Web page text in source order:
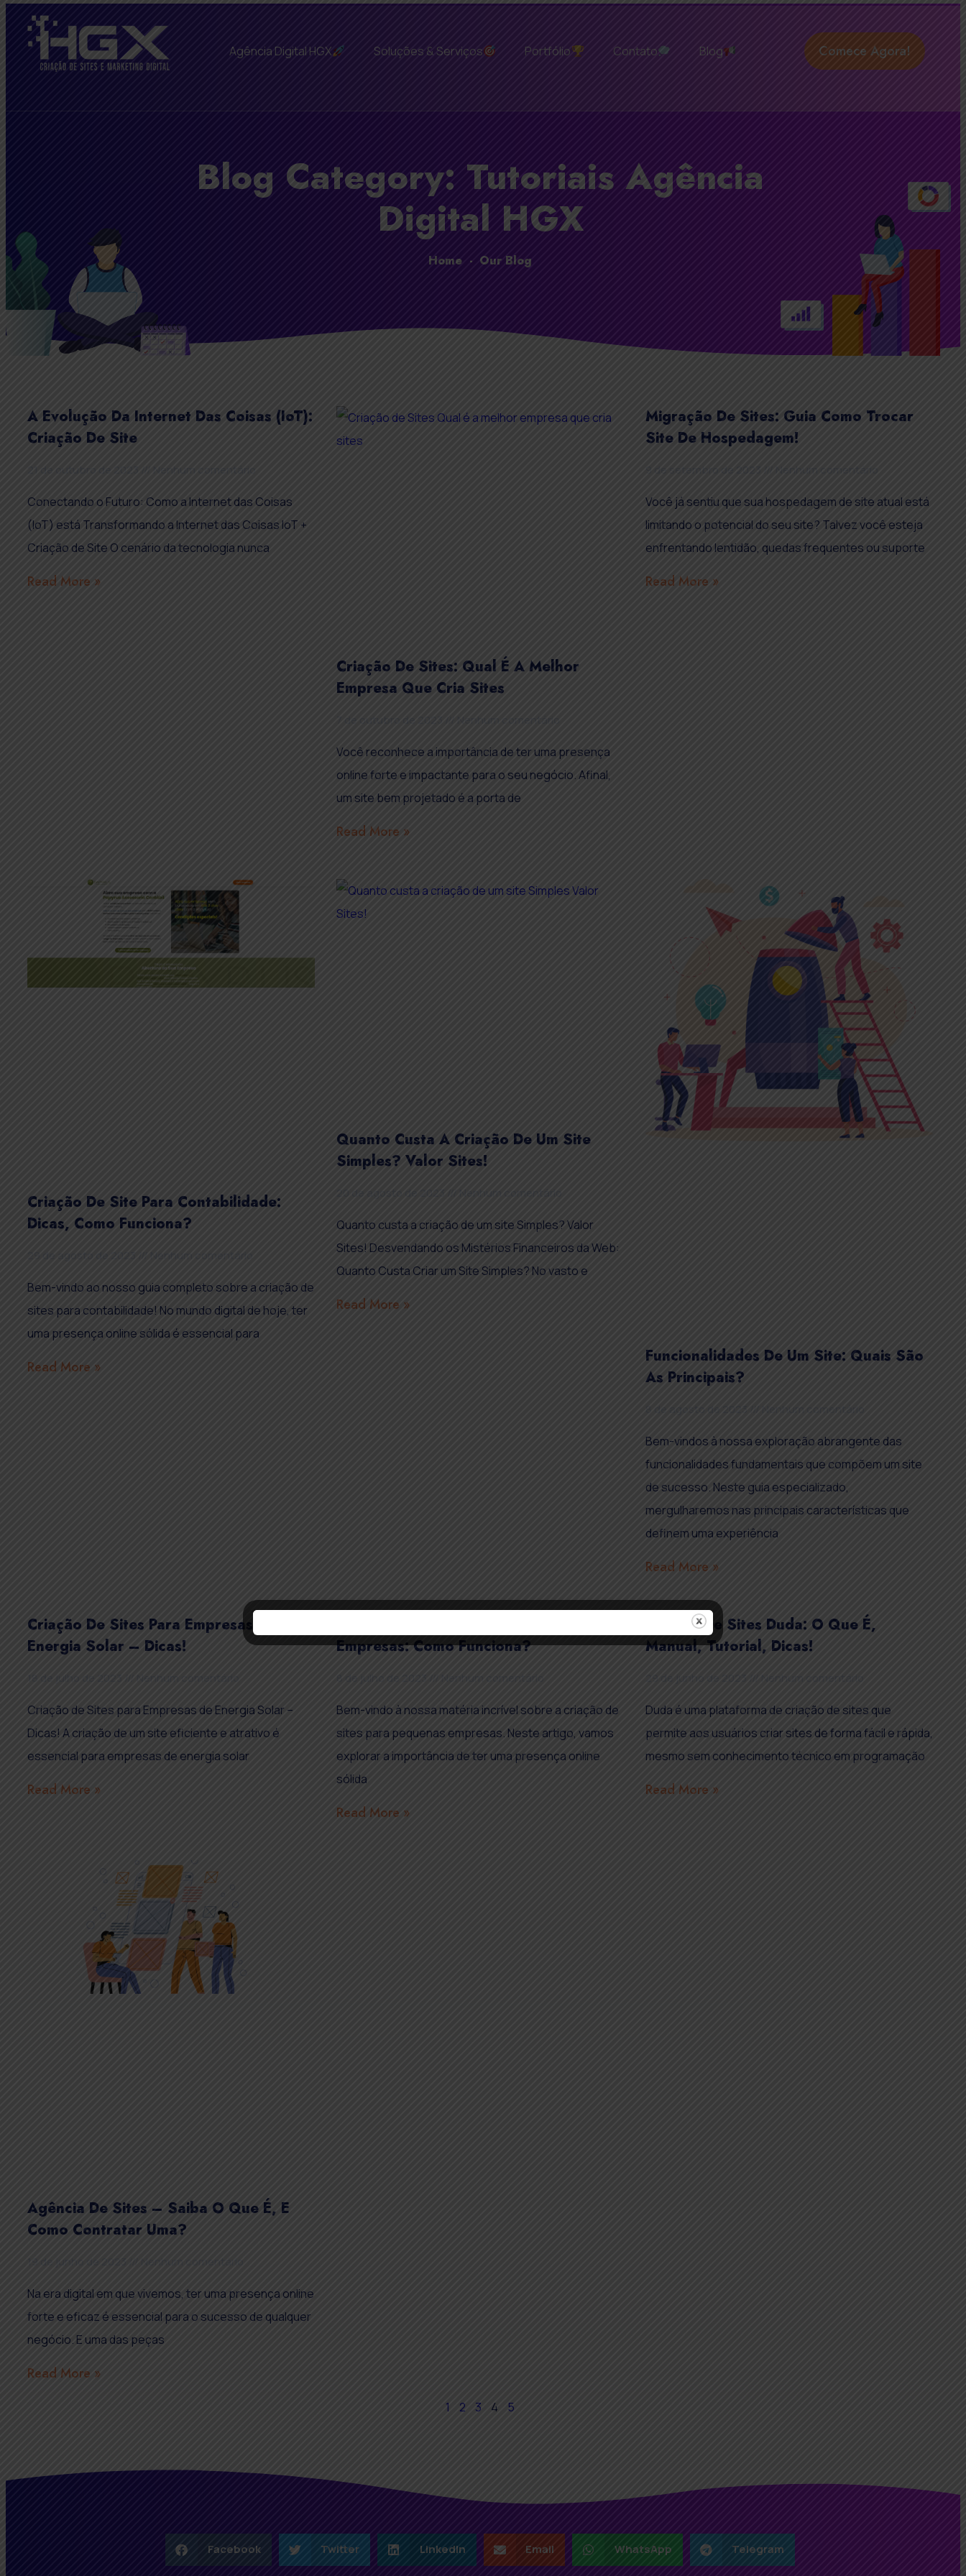
Agência Digital HGX Soluções & Serviços Portfólio Contato Blog Comece Agora!
Blog Category: Tutoriais Agência
Digital HGX
Home - Our Blog
A Evolução Da Internet Das Coisas (IoT):
Criação De Site
Conectando o Futuro: Como a Internet das Coisas
(IoT) está Transformando a Internet das Coisas IoT +
Criação de Site O cenário da tecnologia nunca
Read More »
Criação De Sites: Qual É A Melhor
Empresa Que Cria Sites
Você reconhece a importância de ter uma presença
online forte e impactante para o seu negócio. Afinal,
um site bem projetado é a porta de
Read More »
Migração De Sites: Guia Como Trocar
Site De Hospedagem!
Você já sentiu que sua hospedagem de site atual está
limitando o potencial do seu site? Talvez você esteja
enfrentando lentidão, quedas frequentes ou suporte
Read More »
Criação De Site Para Contabilidade:
Dicas, Como Funciona?
Bem-vindo ao nosso guia completo sobre a criação de
sites para contabilidade! No mundo digital de hoje, ter
uma presença online sólida é essencial para
Read More »
Quanto Custa A Criação De Um Site
Simples? Valor Sites!
Quanto custa a criação de um site Simples? Valor
Sites! Desvendando os Mistérios Financeiros da Web:
Quanto Custa Criar um Site Simples? No vasto e
Read More »
Funcionalidades De Um Site: Quais São
As Principais?
Bem-vindos à nossa exploração abrangente das
funcionalidades fundamentais que compõem um site
de sucesso. Neste guia especializado,
mergulharemos nas principais características que
definem uma experiência
Read More »
Criação De Sites Para Empresas De
Energia Solar – Dicas!
Criação de Sites para Empresas de Energia Solar –
Dicas! A criação de um site eficiente e atrativo é
essencial para empresas de energia solar
Read More »
Empresas: Como Funciona?
Bem-vindo à nossa matéria incrível sobre a criação de
sites para pequenas empresas. Neste artigo, vamos
explorar a importância de ter uma presença online
sólida
Read More »
Criador De Sites Duda: O Que É,
Manual, Tutorial, Dicas!
Duda é uma plataforma de criação de sites que
permite aos usuários criar sites de forma fácil e rápida,
mesmo sem conhecimento técnico em programação
Read More »
Agência De Sites – Saiba O Que É, E
Como Contratar Uma?
Na era digital em que vivemos, ter uma presença online
forte e eficaz é essencial para o sucesso de qualquer
negócio. E uma das peças
Read More »
1 2 3 4 5
Facebook Twitter LinkedIn Email WhatsApp Telegram